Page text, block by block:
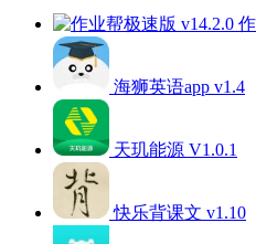
海狮英语app v1.4
天玑能源 V1.0.1
快乐背课文 v1.10